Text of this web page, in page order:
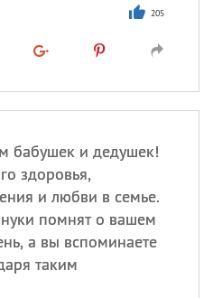
205
бабушек и дедушек!
здоровья,
и любви в семье.
помнят о вашем
а вы вспоминаете
таким